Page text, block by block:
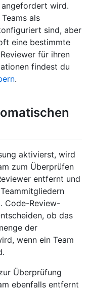
wird.
als
sind, aber
eine bestimmte
für ihren
findest du
.
aktivierst, wird
zum Überprüfen
entfernt und
Code-Review-
ob das
der
wenn ein Team
Überprüfung
ebenfalls entfernt